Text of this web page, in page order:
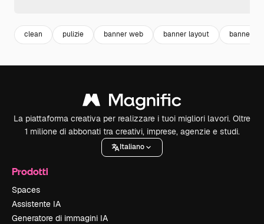
clean pulizie banner web banner layout banner
La piattaforma creativa per realizzare i tuoi migliori lavori. Oltre
1 milione di abbonati tra creativi, imprese, agenzie e studi.
Italiano
Prodotti
Spaces
Assistente IA
Generatore di immagini IA